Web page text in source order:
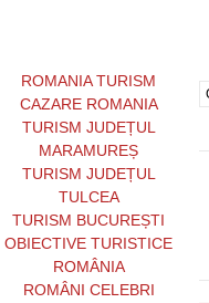
ROMANIA TURISM
CAZARE ROMANIA
TURISM JUDEȚUL
MARAMUREȘ
TURISM JUDEȚUL
TULCEA
TURISM BUCUREȘTI
OBIECTIVE TURISTICE
ROMÂNIA
ROMÂNI CELEBRI